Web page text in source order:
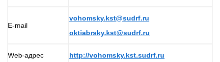
E-mail
vohomsky.kst@sudrf.ru
oktiabrsky.kst@sudrf.ru
Web-адрес http://vohomsky.kst.sudrf.ru